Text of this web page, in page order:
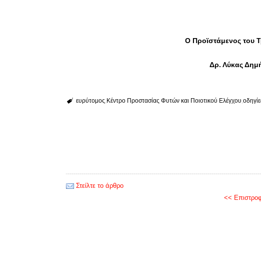
Ο Προϊστάμενος του
Δρ. Λύκας
ευρύτομος Κέντρο Προστασίας Φυτών και Ποιοτικού Ελέγχου
Στείλτε το άρθρο
<<